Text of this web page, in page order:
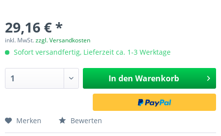
29,16 € *
inkl. MwSt.zzgl. Versandkosten
Sofort versandfertig, Lieferzeit ca. 1-3 Werktage
In den Warenkorb
Merken Bewerten